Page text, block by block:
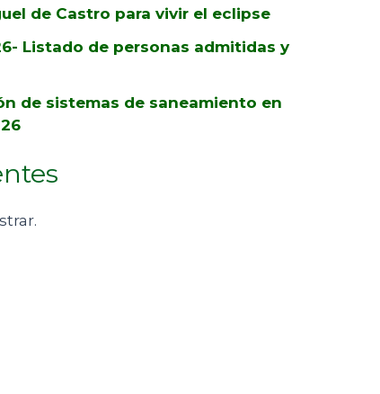
de Castro para vivir el eclipse
Listado de personas admitidas y
de sistemas de saneamiento en